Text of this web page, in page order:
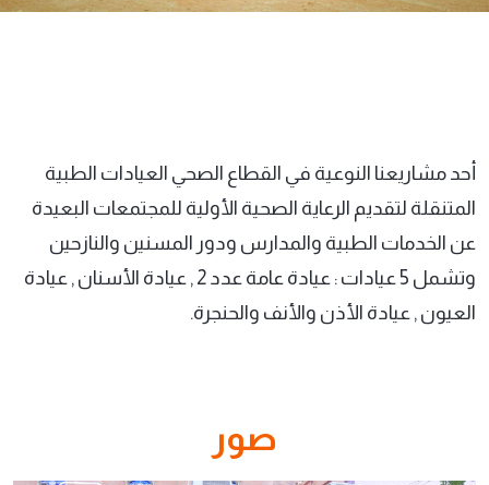
أحد مشاريعنا النوعية في القطاع الصحي العيادات الطبية
المتنقلة لتقديم الرعاية الصحية الأولية للمجتمعات البعيدة
عن الخدمات الطبية والمدارس ودور المسنين والنازحين
وتشمل 5 عيادات : عيادة عامة عدد 2 , عيادة الأسنان , عيادة
العيون , عيادة الأذن والأنف والحنجرة.
صور